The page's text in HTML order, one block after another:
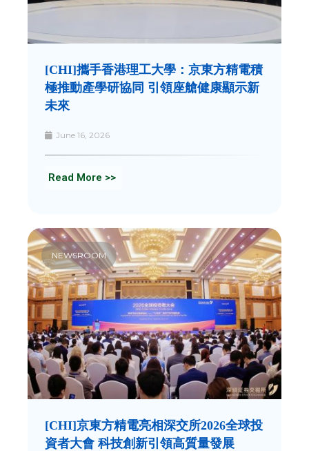
[CHI]攜手香港理工大學：京東方精電積
極推動產學研協同 引領座艙健康顯示新
未來
June 16, 2026
Read More >>
NEWSROOM
[CHI]京東方精電亮相深交所2026全球投
資者大會 科技創新引領高質量發展